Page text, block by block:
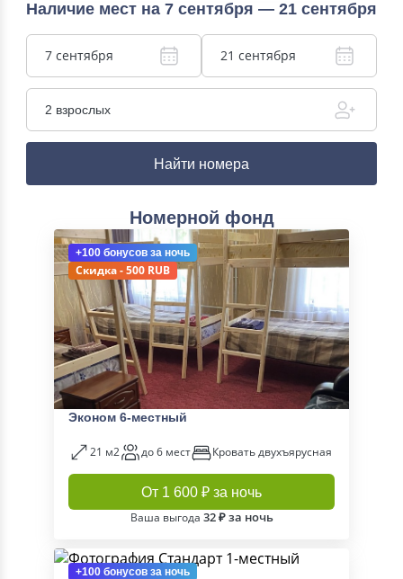
Наличие мест на 7 сентября — 21 сентября
7 сентября 21 сентября
2 взрослых
Найти номера
Номерной фонд
+100 бонусов за ночь
Скидка - 500 RUB
Эконом 6-местный
21 м2 до 6 мест Кровать двухъярусная
От 1 600 ₽ за ночь
Ваша выгода 32 ₽ за ночь
+100 бонусов за ночь